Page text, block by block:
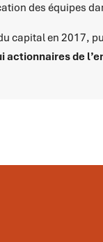
des équipes
capital en 2017,
actionnaires de